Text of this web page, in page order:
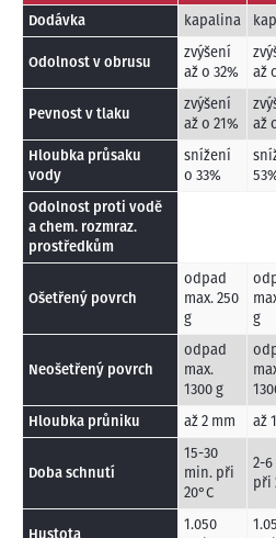
Dodávka
kapalina
Odolnost v obrusu
zvýšení
až o 32%
až
Pevnost v tlaku
zvýšení
až o 21%
až
Hloubka průsaku
vody
snížení
o 33%
Odolnost proti vodě
a chem. rozmraz.
prostředkům
Ošetřený povrch
odpad
max. 250
g
g
Neošetřený povrch
odpad
max.
1300 g
Hloubka průniku
až 2 mm až
Doba schnutí
15-30
min. při
20°C
2-
při
1.050